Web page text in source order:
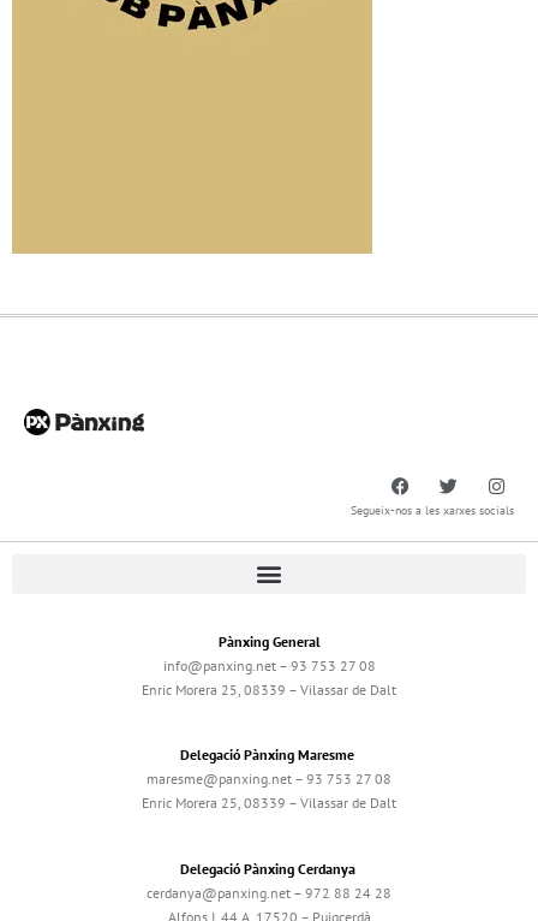
Segueix-nos a les xarxes socials
Pànxing General
info@panxing.net – 93 753 27 08
Enric Morera 25, 08339 – Vilassar de Dalt
Delegació Pànxing Maresme
maresme@panxing.net – 93 753 27 08
Enric Morera 25, 08339 – Vilassar de Dalt
Delegació Pànxing Cerdanya
cerdanya@panxing.net – 972 88 24 28
Alfons I, 44 A, 17520 – Puigcerdà